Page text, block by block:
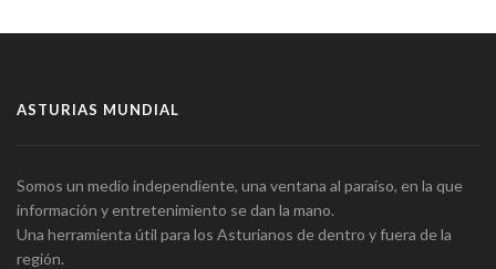
ASTURIAS MUNDIAL
Somos un medio independiente, una ventana al paraíso, en la que
información y entretenimiento se dan la mano.
Una herramienta útil para los Asturianos de dentro y fuera de la
región.